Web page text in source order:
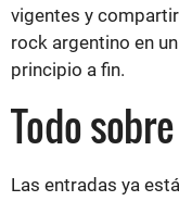
vigentes y
rock argentino en
principio a fin.
Todo
Las entradas ya